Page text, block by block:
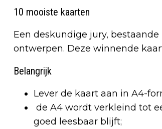
10 mooiste kaarten
Een deskundige jury,
ontwerpen. Deze winnende
Belangrijk
Lever de kaart aan in A4-
de A4 wordt verkleind tot
goed leesbaar blijft;